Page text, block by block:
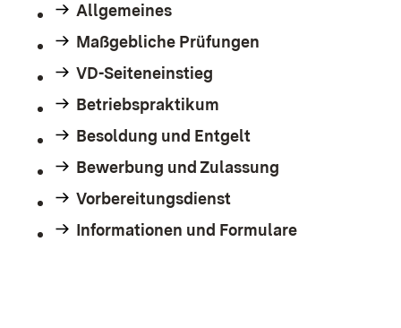
Allgemeines
Maßgebliche Prüfungen
VD-Seiteneinstieg
Betriebspraktikum
Besoldung und Entgelt
Bewerbung und Zulassung
Vorbereitungsdienst
Informationen und Formulare